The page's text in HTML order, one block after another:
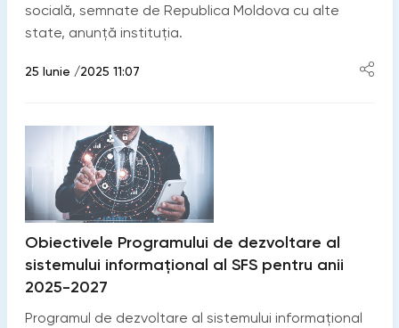
socială, semnate de Republica Moldova cu alte
state, anunță instituția.
25 Iunie /2025 11:07
Obiectivele Programului de dezvoltare al
sistemului informațional al SFS pentru anii
2025-2027
Programul de dezvoltare al sistemului informațional